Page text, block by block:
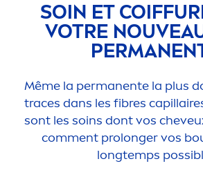
SOIN ET
VOTRE
Même la permanente la plus
traces dans les fibres
sont les soins dont vos
comment prolonger vos
longtemps